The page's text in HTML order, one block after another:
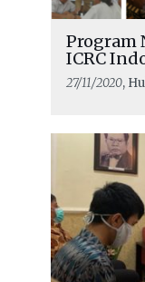
Program
ICRC
27/11/2020,